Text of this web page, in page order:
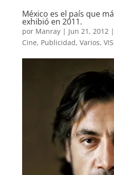
México es el país que
exhibió en 2011.
por Manray| Jun 21, 2012|
Cine, Publicidad, Varios,